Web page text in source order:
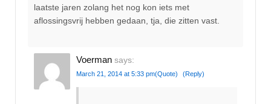
laatste jaren zolang het nog kon iets met
aflossingsvrij hebben gedaan, tja, die zitten vast.
Voerman says:
March 21, 2014 at 5:33 pm(Quote) (Reply)